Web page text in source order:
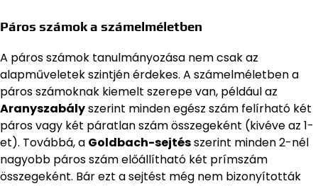
Páros számok a számelméletben
A páros számok tanulmányozása nem csak az
alapműveletek szintjén érdekes. A számelméletben a
páros számoknak kiemelt szerepe van, például az
Aranyszabályszerint minden egész szám felírható két
páros vagy két páratlan szám összegeként (kivéve az 1-
et). Továbbá, a Goldbach-sejtésszerint minden 2-nél
nagyobb páros szám előállítható két prímszám
összegeként. Bár ezt a sejtést még nem bizonyították